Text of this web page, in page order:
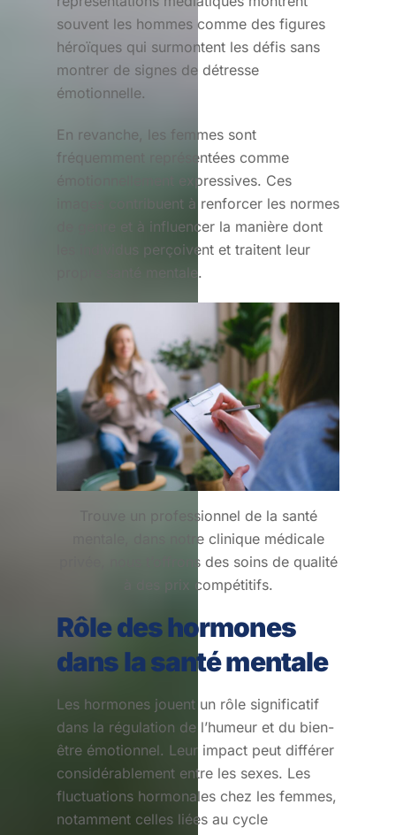
souvent les hommes comme des figures
héroïques qui surmontent les défis sans
montrer de signes de détresse
émotionnelle.
En revanche, les femmes sont
fréquemment représentées comme
émotionnellement expressives. Ces
images contribuent à renforcer les normes
de genre et à influencer la manière dont
les individus perçoivent et traitent leur
propre santé mentale.
Trouve un professionnel de la santé
mentale, dans notre clinique médicale
privée, nous t’offrons des soins de qualité
à des prix compétitifs.
Rôle des hormones
dans la santé mentale
Les hormones jouent un rôle significatif
dans la régulation de l’humeur et du bien-
être émotionnel. Leur impact peut différer
considérablement entre les sexes. Les
fluctuations hormonales chez les femmes,
notamment celles liées au cycle